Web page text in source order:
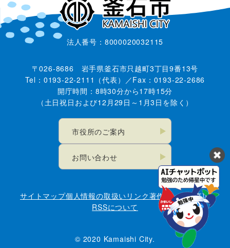
法人番号：8000020032115
〒026-8686 岩手県釜石市只越町3丁目9番13号
Tel：0193-22-2111（代表）／Fax：0193-22-2686
開庁時間：8時30分から17時15分
（土日祝日および12月29日～1月3日を除く）
市役所のご案内
お問い合わせ
サイトマップ個人情報の取扱い リンク著作権・免責事項
RSSについて
© 2020 Kamaishi City.